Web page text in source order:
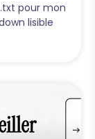
pour mon
lisible